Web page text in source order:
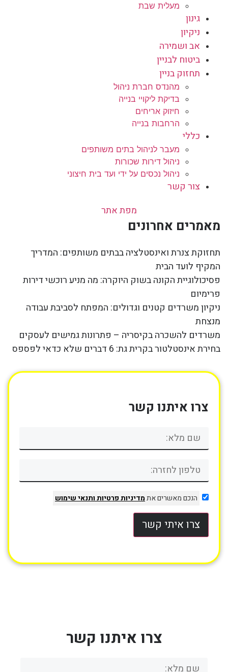
מעלית שבת
גינון
ניקיון
אב ושמירה
ביטוח לבניין
תחזוק בניין
מהנדס חברת ניהול
בדיקת ליקויי בנייה
חיזוק אריחים
הרחבות בנייה
כללי
מעבר לניהול בתים משותפים
ניהול דירות שכורות
ניהול נכסים על ידי ועד בית חיצוני
צור קשר
מפת אתר
מאמרים אחרונים
תחזוקת צנרת ואינסטלציה בבתים משותפים: המדריך
המקיף לועד הבית
פסיכולוגיית הקונה בשוק היוקרה: מה מניע רוכשי דירות
פרימיום
ניקיון משרדים קטנים וגדולים: המפתח לסביבת עבודה
מנצחת
משרדים להשכרה בקיסריה – פתרונות גמישים לעסקים
בחירת אינסטלטור בקרית גת: 6 דברים שלא כדאי לפספס
צרו איתנו קשר
הנכם מאשרים אתמדיניות פרטיותותנאי שימוש
צרו איתי קשר
צרו איתנו קשר